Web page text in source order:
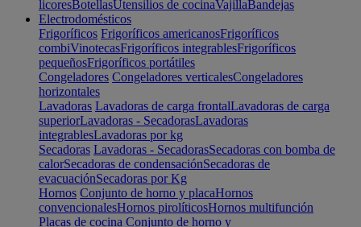
licoresBotellasUtensilios de cocinaVajillaBandejas
Electrodomésticos
Frigoríficos Frigoríficos americanosFrigoríficos
combiVinotecasFrigoríficos integrablesFrigoríficos
pequeñosFrigoríficos portátiles
Congeladores Congeladores verticalesCongeladores
horizontales
Lavadoras Lavadoras de carga frontalLavadoras de carga
superiorLavadoras - SecadorasLavadoras
integrablesLavadoras por kg
Secadoras Lavadoras - SecadorasSecadoras con bomba de
calorSecadoras de condensaciónSecadoras de
evacuaciónSecadoras por Kg
Hornos Conjunto de horno y placaHornos
convencionalesHornos pirolíticosHornos multifunción
Placas de cocina Conjunto de horno y